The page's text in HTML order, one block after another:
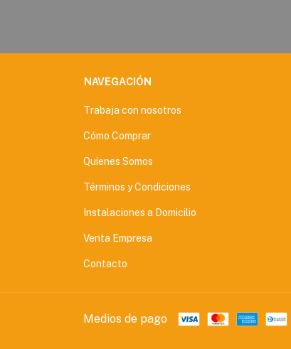
NAVEGACIÓN
Trabaja con nosotros
Cómo Comprar
Quienes Somos
Términos y Condiciones
Instalaciones a Domicilio
Venta Empresa
Contacto
Medios de pago